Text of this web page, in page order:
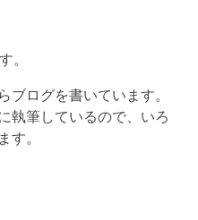
。
ブログを書いています。
執筆しているので、いろ
す。